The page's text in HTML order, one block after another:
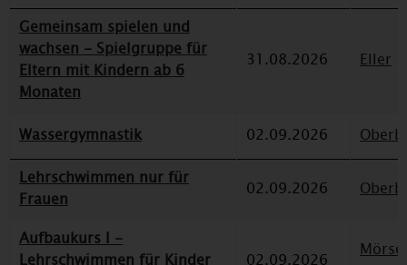
Gemeinsam spielen und
wachsen - Spielgruppe für
Eltern mit Kindern ab 6
Monaten
31.08.2026 Eller
Wassergymnastik 02.09.2026
Lehrschwimmen nur für
Frauen
02.09.2026
Aufbaukurs I -
Lehrschwimmen für Kinder
02.09.2026